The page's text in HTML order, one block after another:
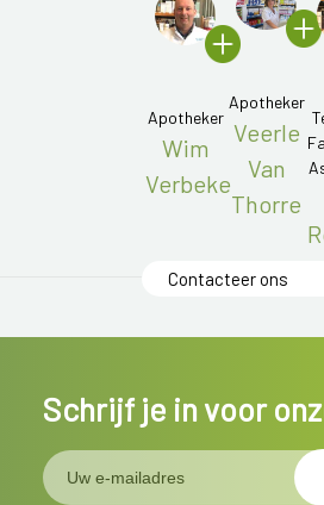
Apotheker
Wim
Verbeke
Apotheker
Veerle
Van
Thorre
Contacteer ons
Schrijf je in voor